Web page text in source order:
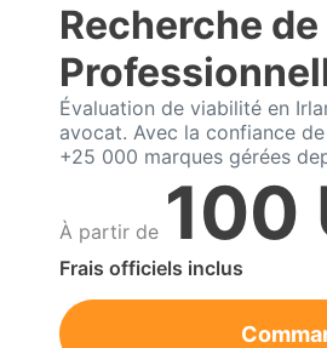
Recherche
Évaluation de viabilité en
avocat. Avec la confiance
+25 000 marques gérées
À partir de 100
Frais officiels inclus